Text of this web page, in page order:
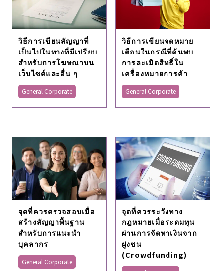
วิธีการเขียนสัญญาที่
เป็นไปในทางที่มีเปรียบ
สำหรับการโฆษณาบน
เว็บไซต์และอื่น ๆ
General Corporate
วิธีการเขียนจดหมาย
เตือนในกรณีที่ค้นพบ
การละเมิดสิทธิ์ใน
เครื่องหมายการค้า
General Corporate
จุดที่ควรตรวจสอบเมื่อ
สร้างสัญญาพื้นฐาน
สำหรับการแนะนำ
บุคลากร
General Corporate
จุดที่ควรระวังทาง
กฎหมายเมื่อระดมทุน
ผ่านการจัดหาเงินจาก
ฝูงชน
(Crowdfunding)